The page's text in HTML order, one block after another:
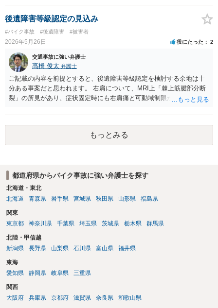
です。異議申立てでは、事故前に肩症状がなかったこと、事故態様か
ら右肩に相当な外力が加わったこと、事故後早期から右肩症状が一貫
していること、画像所見が事故による外傷性変化と評価できること、
可動域制限の原因が医学的に説明できることなどを、追加資料で補う
必要があります。具体的には、主治医又は画像診断医の意見書、MRI
画像の再読影、事故直後からの診療録、可動域検査の推移、症状の一
貫性を示す資料などを確認することが考えられます。 現在依頼されて
いる弁護士に対し、非該当理由を踏まえて、どの点を追加立証できる
のか、医師の意見書や画像鑑定を取得すべきかを確認されるとよいで
しょう。
なくとも初回認定の結果自体には影響を与えられるわけではないと思
われます。右肩の棘上筋部分断裂、通院８か月半、実通院６８回とい
う事情があるのであれば、後遺障害認定の可能性が全くない事案とは
いえないと思います。ただし、認定の可否は通院期間や通院回数だけ
でなく、画像所見、可動域制限、症状の一貫性、事故態様、後遺障害
診断書の記載内容等によって判断されます。 まずは担当弁護士本人
に、申請内容、提出資料、見通し、非該当だった場合の異議申立て方
針について直接確認されるのがよいと思います。弁護士費用特約を利
用している場合でも、弁護士変更が可能なことはありますが、保険会
社への確認や、既に発生している費用・費用上限との関係を確認して
後遺障害等級認定の見込み
#バイク事故 #後遺障害 #被害者
2026年5月26日 役にたった 2
交通事故に強い弁護士
髙橋 俊太 弁護士
ご記載の内容を前提とすると、後遺障害等級認定を検討する余地は十
分ある事案だと思われます。 右肩について、MRI上「棘上筋腱部分断
裂」の所見があり、症状固定時にも右肩痛と可動域制限が残存してい
り得る事案です。 肩関節の可動域については、主要運動である屈曲・
外転が健側の約２分の１に制限されているとのことですので、数値上
は肩関節の機能障害として１０級１０号や１２級６号などの後遺障害
が検討対象になり得ると考えられます。もっとも、実際の認定では、
無、治療経過、医師の後遺障害診断書の記載内容などが総合的に検討
されます。事故から２か月後にMRIで判明したとのことですので、そ
の間も一貫して肩の痛みや可動域制限を訴えていたかが重要です。ま
ではなく外傷性を主張するうえで意味を持つ可能性があります。一方
で、骨挫傷や骨折所見がないこと、骨内ガングリオン等の記載がある
ことから、自賠責側が既往・変性を問題にする可能性もあるように思
自動・他動可動域、MRI所見、日常生活・仕事上の支障を具体的に記
載してもらうことが重要です。MRI画像、診療録、リハビリ記録、事
故直後からの症状経過も確認したうえで申請することが望ましいでし
もっとみる
都道府県からバイク事故に強い弁護士を探す
北海道・東北
北海道
青森県 岩手県 宮城県 秋田県 山形県 福島県
関東
東京都
神奈川県 千葉県 埼玉県 茨城県 栃木県 群馬県
北陸・甲信越
新潟県
長野県 山梨県 石川県 富山県 福井県
東海
愛知県
静岡県 岐阜県 三重県
関西
大阪府
兵庫県 京都府 滋賀県 奈良県 和歌山県